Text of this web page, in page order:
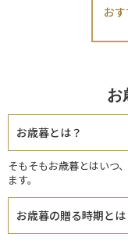
お
お
お歳暮とは？
そもそもお歳暮とはいつ
ます。
お歳暮の贈る時期とは